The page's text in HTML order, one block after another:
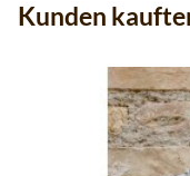
Kunden